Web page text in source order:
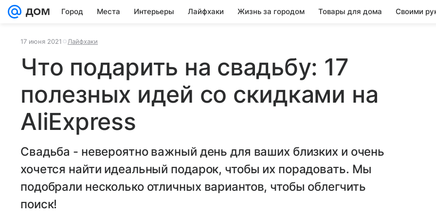
Город Места Интерьеры Лайфхаки Жизнь за городом Товары для дома Своими
17 июня 2021 Лайфхаки
Что подарить на свадьбу: 17
полезных идей со скидками на
AliExpress
Свадьба - невероятно важный день для ваших близких и очень
хочется найти идеальный подарок, чтобы их порадовать. Мы
подобрали несколько отличных вариантов, чтобы облегчить
поиск!